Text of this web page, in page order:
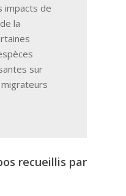
impacts de
la
sur
recueillis par